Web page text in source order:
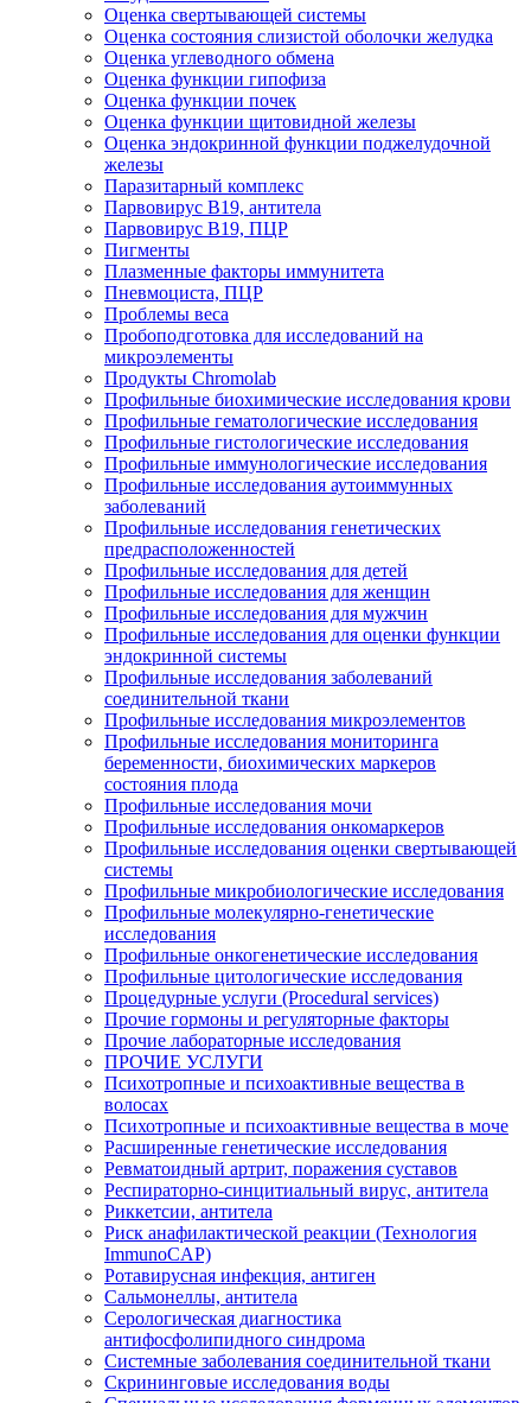
Оценка свертывающей системы
Оценка состояния слизистой оболочки желудка
Оценка углеводного обмена
Оценка функции гипофиза
Оценка функции почек
Оценка функции щитовидной железы
Оценка эндокринной функции поджелудочной
железы
Паразитарный комплекс
Парвовирус B19, антитела
Парвовирус В19, ПЦР
Пигменты
Плазменные факторы иммунитета
Пневмоциста, ПЦР
Проблемы веса
Пробоподготовка для исследований на
микроэлементы
Продукты Chromolab
Профильные биохимические исследования крови
Профильные гематологические исследования
Профильные гистологические исследования
Профильные иммунологические исследования
Профильные исследования аутоиммунных
заболеваний
Профильные исследования генетических
предрасположенностей
Профильные исследования для детей
Профильные исследования для женщин
Профильные исследования для мужчин
Профильные исследования для оценки функции
эндокринной системы
Профильные исследования заболеваний
соединительной ткани
Профильные исследования микроэлементов
Профильные исследования мониторинга
беременности, биохимических маркеров
состояния плода
Профильные исследования мочи
Профильные исследования онкомаркеров
Профильные исследования оценки свертывающей
системы
Профильные микробиологические исследования
Профильные молекулярно-генетические
исследования
Профильные онкогенетические исследования
Профильные цитологические исследования
Процедурные услуги (Procedural services)
Прочие гормоны и регуляторные факторы
Прочие лабораторные исследования
ПРОЧИЕ УСЛУГИ
Психотропные и психоактивные вещества в
волосах
Психотропные и психоактивные вещества в моче
Расширенные генетические исследования
Ревматоидный артрит, поражения суставов
Респираторно-синцитиальный вирус, антитела
Риккетсии, антитела
Риск анафилактической реакции (Технология
ImmunoCAP)
Ротавирусная инфекция, антиген
Сальмонеллы, антитела
Серологическая диагностика
антифосфолипидного синдрома
Системные заболевания соединительной ткани
Скрининговые исследования воды